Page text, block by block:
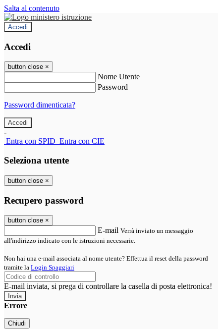
Salta al contenuto
Accedi
Accedi
button close ×
Nome Utente
Password
Password dimenticata?
-
Entra con SPID Entra con CIE
Seleziona utente
button close ×
Recupero password
button close ×
E-mail Verrà inviato un messaggio
all'indirizzo indicato con le istruzioni necessarie.
Non hai una e-mail associata al nome utente? Effettua il reset della password
tramite la Login Spaggiari
E-mail inviata, si prega di controllare la casella di posta elettronica!
Errore
Chiudi